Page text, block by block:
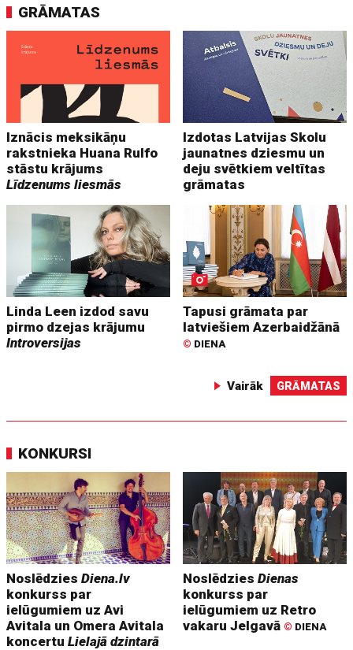
GRĀMATAS
Iznācis meksikāņu
rakstnieka Huana Rulfo
stāstu krājums
Līdzenums liesmās
Izdotas Latvijas Skolu
jaunatnes dziesmu un
deju svētkiem veltītas
grāmatas
Linda Leen izdod savu
pirmo dzejas krājumu
Introversijas
Tapusi grāmata par
latviešiem Azerbaidžānā
© DIENA
Vairāk GRĀMATAS
KONKURSI
NoslēdziesDiena.lv
konkurss par
ielūgumiem uz Avi
Avitala un Omera Avitala
koncertuLielajā dzintarā
NoslēdziesDienas
konkurss par
ielūgumiem uz Retro
vakaru Jelgavā © DIENA